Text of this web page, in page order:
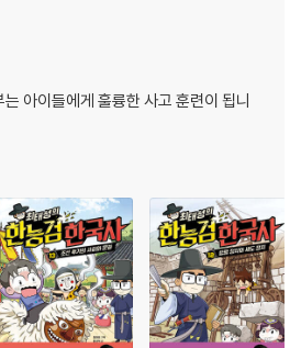
아이들에게 훌륭한 사고 훈련이 됩니